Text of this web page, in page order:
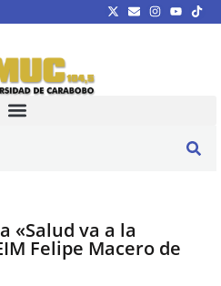
«Salud va a la
Felipe Macero de